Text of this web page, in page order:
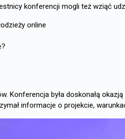
konferencji mogli też wziąć
online
była doskonałą
informacje o projekcie,